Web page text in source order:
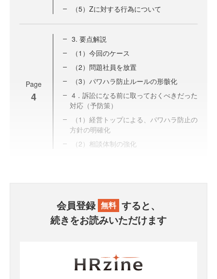
（5）Zに対する行為について
Page
4
3. 要点解説
（1）今回のケース
（2）問題社員を放置
（3）パワハラ防止ルールの形骸化
4．訴訟になる前に取っておくべきだった
対応（予防策）
（1）経営トップによる、パワハラ防止の
方針の明確化
（2）相談体制の強化
会員登録 無料 すると、
続きをお読みいただけます